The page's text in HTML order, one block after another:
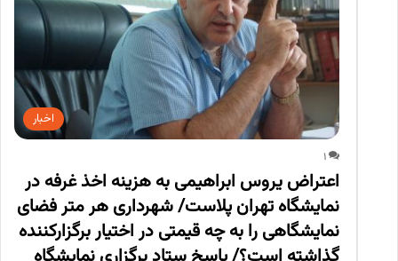
اخبار
1
اعتراض یروس ابراهیمی به هزینه اخذ غرفه در
نمایشگاه تهران پلاست/ شهرداری هر متر فضای
نمایشگاهی را به چه قیمتی در اختیار برگزارکننده